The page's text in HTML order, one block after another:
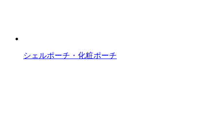
シェルポーチ・化粧ポーチ